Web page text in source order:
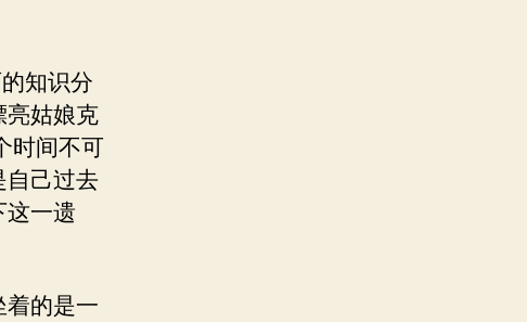
知识分
亮姑娘克
时间不可
己过去
这一遗
的是一